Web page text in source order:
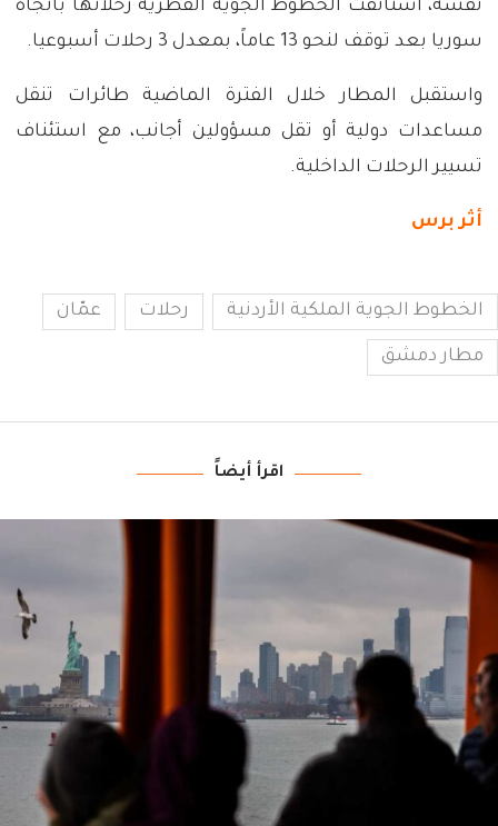
نفسه، استأنفت الخطوط الجوية القطرية رحلاتها باتجاه
سوريا بعد توقف لنحو 13 عاماً، بمعدل 3 رحلات أسبوعيا.
واستقبل المطار خلال الفترة الماضية طائرات تنقل
مساعدات دولية أو تقل مسؤولين أجانب، مع استئناف
تسيير الرحلات الداخلية.
أثر برس
الخطوط الجوية الملكية الأردنية رحلات عمّان
مطار دمشق
اقرأ أيضاً